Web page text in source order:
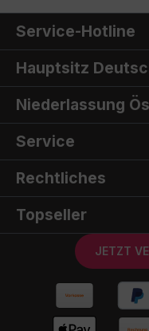
Service-Hotline
Hauptsitz
Niederlassung
Service
Rechtliches
Topseller
JETZT